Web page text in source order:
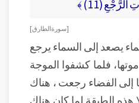
(11) ﴾
[ سورة الطارق ]
يصعد إلى السماء يرجع
فلما كشفوا الموجة
إلى الفضاء رجعت ، هناك
هذه الطبقة لما كان هناك